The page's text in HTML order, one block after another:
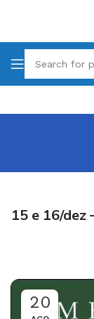
15 e 16/dez
20